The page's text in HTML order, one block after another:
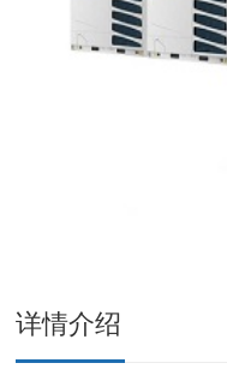
详情介绍